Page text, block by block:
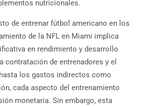
nutricionales.
de entrenar fútbol americano en los
de la NFL en Miami implica
en rendimiento y desarrollo
contratación de entrenadores y el
los gastos indirectos como
cada aspecto del entrenamiento
monetaria. Sin embargo, esta